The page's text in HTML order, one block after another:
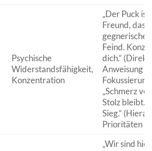
Psychische
Widerstandsfähigkeit,
Konzentration
„Der Puck ist
Freund, das
gegnerische
Feind.
dich.“
Anweisung
„Schmerz
Stolz bleibt.
Sieg.“
Prioritäten
„Wir sind